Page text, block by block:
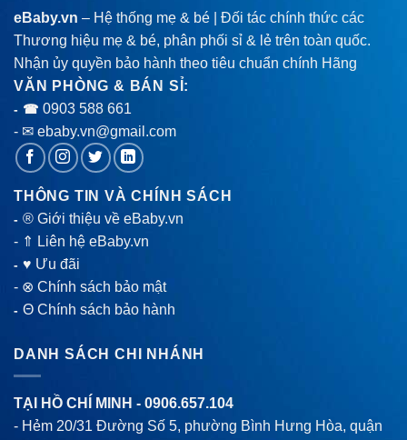
eBaby.vn – Hệ thống mẹ & bé | Đối tác chính thức các
Thương hiệu mẹ & bé, phân phối sỉ & lẻ trên toàn quốc.
Nhận ủy quyền bảo hành theo tiêu chuẩn chính Hãng
VĂN PHÒNG & BÁN SỈ:
- ☎ 0903 588 661
- ✉ ebaby.vn@gmail.com
THÔNG TIN VÀ CHÍNH SÁCH
-® Giới thiệu về eBaby.vn
- ⇑ Liên hệ eBaby.vn
-♥ Ưu đãi
- ⊗ Chính sách bảo mật
-Θ Chính sách bảo hành
DANH SÁCH CHI NHÁNH
TẠI HỒ CHÍ MINH - 0906.657.104
- Hẻm 20/31 Đường Số 5, phường Bình Hưng Hòa, quận